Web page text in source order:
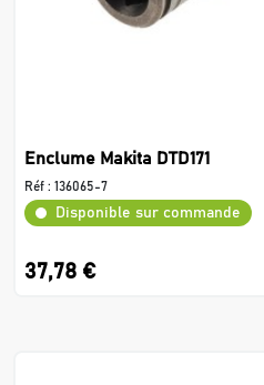
Enclume Makita DTD171
Réf : 136065-7
Disponible sur commande
37,78 €